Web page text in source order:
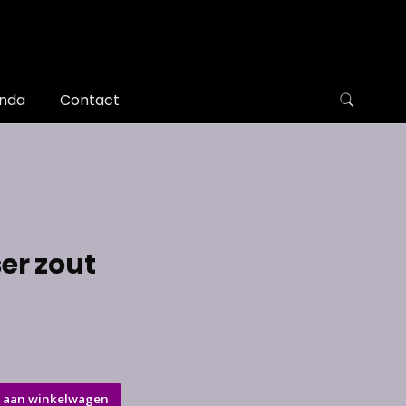
Contact
zout
winkelwagen